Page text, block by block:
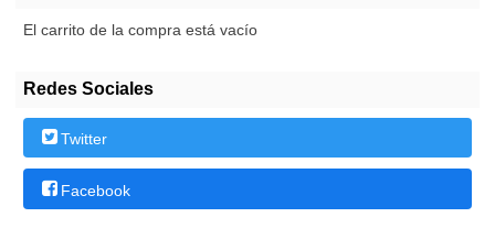
El carrito de la compra está vacío
Redes Sociales
Twitter
Facebook